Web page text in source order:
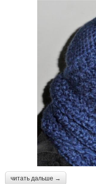
читать дальше →